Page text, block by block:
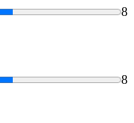
8
8